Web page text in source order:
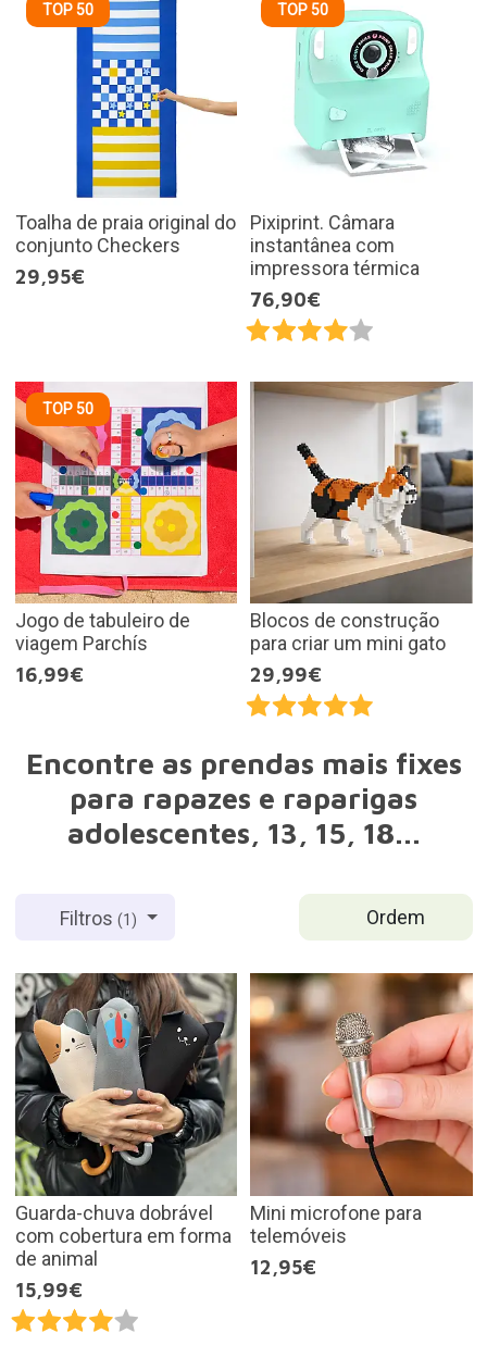
TOP 50
Toalha de praia original do
conjunto Checkers
29,95€
TOP 50
Pixiprint. Câmara
instantânea com
impressora térmica
76,90€
TOP 50
Jogo de tabuleiro de
viagem Parchís
16,99€
Blocos de construção
para criar um mini gato
29,99€
Encontre as prendas mais fixes
para rapazes e raparigas
adolescentes, 13, 15, 18...
Ordem
Filtros(1)
Guarda-chuva dobrável
com cobertura em forma
de animal
15,99€
Mini microfone para
telemóveis
12,95€